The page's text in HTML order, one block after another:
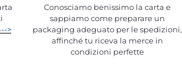
>
Conosciamo benissimo la carta e
sappiamo come preparare un
packaging adeguato per le spedizioni,
affinché tu riceva la merce in
condizioni perfette